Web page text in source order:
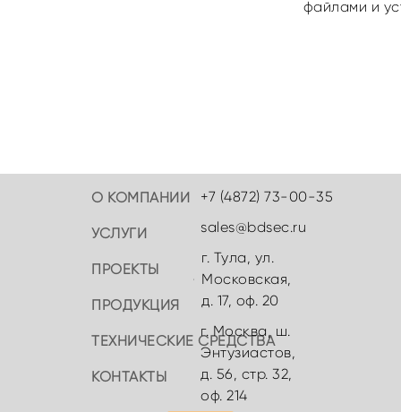
файлами и
О КОМПАНИИ
УСЛУГИ
ПРОЕКТЫ
ПРОДУКЦИЯ
ТЕХНИЧЕСКИЕ СРЕДСТВА
КОНТАКТЫ
+7 (4872) 73-00-35
sales@bdsec.ru
г. Тула, ул.
Московская,
д. 17, оф. 20
г. Москва, ш.
Энтузиастов,
д. 56, стр. 32,
оф. 214